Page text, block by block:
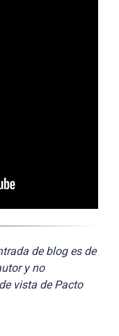
de blog es de
y no
vista de Pacto